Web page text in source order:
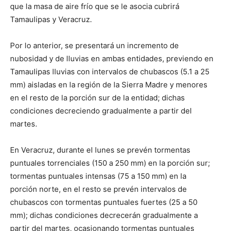
que la masa de aire frío que se le asocia cubrirá
Tamaulipas y Veracruz.
Por lo anterior, se presentará un incremento de
nubosidad y de lluvias en ambas entidades, previendo en
Tamaulipas lluvias con intervalos de chubascos (5.1 a 25
mm) aisladas en la región de la Sierra Madre y menores
en el resto de la porción sur de la entidad; dichas
condiciones decreciendo gradualmente a partir del
martes.
En Veracruz, durante el lunes se prevén tormentas
puntuales torrenciales (150 a 250 mm) en la porción sur;
tormentas puntuales intensas (75 a 150 mm) en la
porción norte, en el resto se prevén intervalos de
chubascos con tormentas puntuales fuertes (25 a 50
mm); dichas condiciones decrecerán gradualmente a
partir del martes, ocasionando tormentas puntuales